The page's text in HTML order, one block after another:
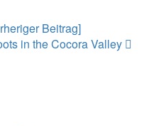
Beitrag]
in the Cocora Valley